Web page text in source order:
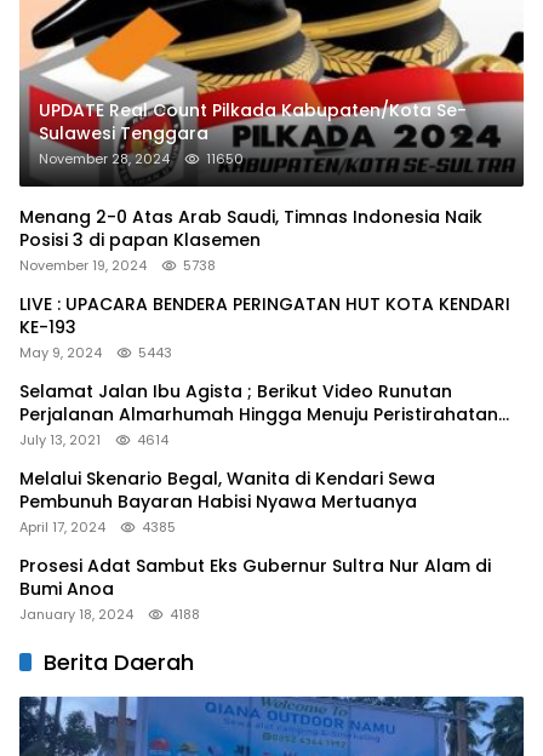
UPDATE Real Count Pilkada Kabupaten/Kota Se-
Sulawesi Tenggara
November 28, 2024 11650
Menang 2-0 Atas Arab Saudi, Timnas Indonesia Naik
Posisi 3 di papan Klasemen
November 19, 2024 5738
LIVE : UPACARA BENDERA PERINGATAN HUT KOTA KENDARI
KE-193
May 9, 2024 5443
Selamat Jalan Ibu Agista ; Berikut Video Runutan
Perjalanan Almarhumah Hingga Menuju Peristirahatan
Terakhir
July 13, 2021 4614
Melalui Skenario Begal, Wanita di Kendari Sewa
Pembunuh Bayaran Habisi Nyawa Mertuanya
April 17, 2024 4385
Prosesi Adat Sambut Eks Gubernur Sultra Nur Alam di
Bumi Anoa
January 18, 2024 4188
Berita Daerah